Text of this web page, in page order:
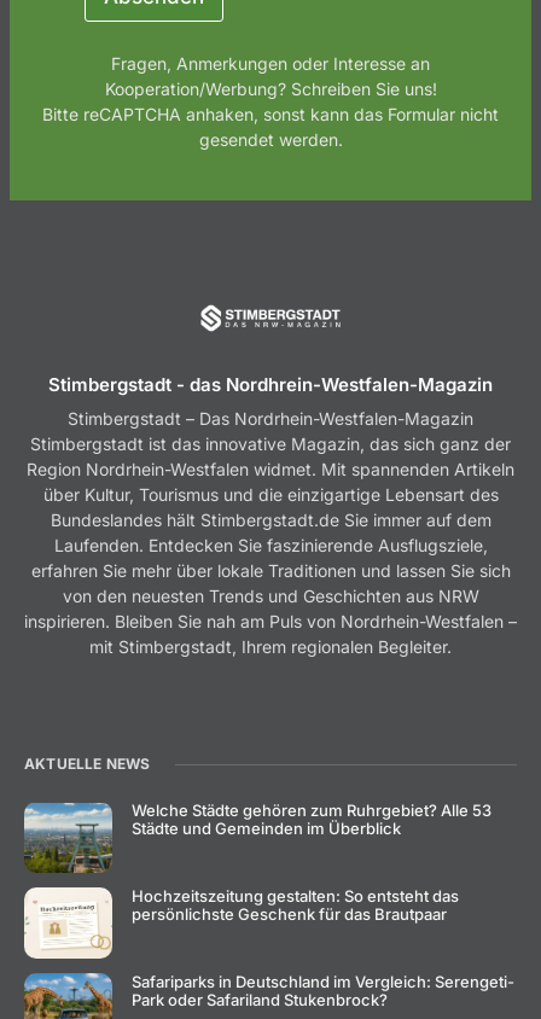
Fragen, Anmerkungen oder Interesse an
Kooperation/Werbung? Schreiben Sie uns!
Bitte reCAPTCHA anhaken, sonst kann das Formular nicht
gesendet werden.
Stimbergstadt - das Nordhrein-Westfalen-Magazin
Stimbergstadt – Das Nordrhein-Westfalen-Magazin
Stimbergstadt ist das innovative Magazin, das sich ganz der
Region Nordrhein-Westfalen widmet. Mit spannenden Artikeln
über Kultur, Tourismus und die einzigartige Lebensart des
Bundeslandes hält Stimbergstadt.de Sie immer auf dem
Laufenden. Entdecken Sie faszinierende Ausflugsziele,
erfahren Sie mehr über lokale Traditionen und lassen Sie sich
von den neuesten Trends und Geschichten aus NRW
inspirieren. Bleiben Sie nah am Puls von Nordrhein-Westfalen –
mit Stimbergstadt, Ihrem regionalen Begleiter.
AKTUELLE NEWS
Welche Städte gehören zum Ruhrgebiet? Alle 53
Städte und Gemeinden im Überblick
Hochzeitszeitung gestalten: So entsteht das
persönlichste Geschenk für das Brautpaar
Safariparks in Deutschland im Vergleich: Serengeti-
Park oder Safariland Stukenbrock?